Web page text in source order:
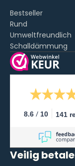
Bestseller
Rund
Umweltfreundlich
Schalldämmung
8.6 / 10 141
Veilig